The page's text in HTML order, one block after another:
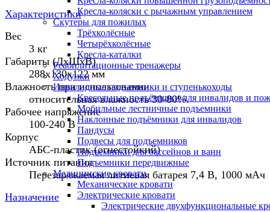
Кресла-коляски с рычажным управлением
Скутеры для пожилых
Трёхколёсные
Четырёхколёсные
Кресла-каталки
Реабилитационные тренажеры
Ходунки
Инвалидные подъемники и ступенькоходы
Кресельные подъёмники для инвалидов и
Мобильные лестничные подъемники
Наклонные подъёмники для инвалидов
Пандусы
Подвесы для подъемников
Подъемники для бассейнов и ванн
Подъемники передвижные
Медицинские кровати
Механические кровати
Электрические кровати
Электрические двухфункциональные
Характеристики
Вес
3 кг
Габариты (ДхШхВ)
288х130х122 мм
Влажность при использовании
относительная влажность 30-80%.
Рабочее напряжение
100-240 В
Корпус
АБС-пластик (огнестойкий)
Источник питания
Перезаряжаемая литиевая батарея 7,4 В, 1000 мАч
Назначение